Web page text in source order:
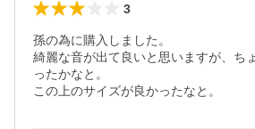
3
孫の為に購入しました。
綺麗な音が出て良いと思いますが、ち
ったかなと。
この上のサイズが良かったなと。